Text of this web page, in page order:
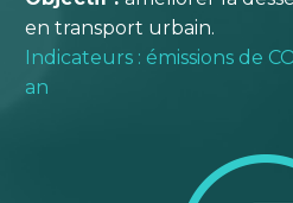
en transport urbain.
Indicateurs : émissions de
an